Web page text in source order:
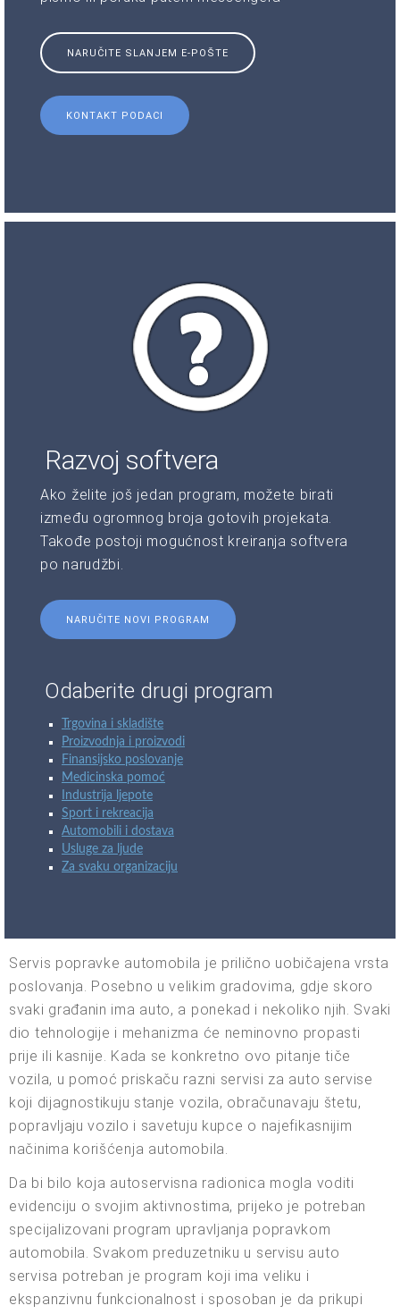
NARUČITE SLANJEM E-POŠTE
KONTAKT PODACI
Razvoj softvera
Ako želite još jedan program, možete birati
između ogromnog broja gotovih projekata.
Takođe postoji mogućnost kreiranja softvera
po narudžbi.
NARUČITE NOVI PROGRAM
Odaberite drugi program
Trgovina i skladište
Proizvodnja i proizvodi
Finansijsko poslovanje
Medicinska pomoć
Industrija ljepote
Sport i rekreacija
Automobili i dostava
Usluge za ljude
Za svaku organizaciju
Servis popravke automobila je prilično uobičajena vrsta
poslovanja. Posebno u velikim gradovima, gdje skoro
svaki građanin ima auto, a ponekad i nekoliko njih. Svaki
dio tehnologije i mehanizma će neminovno propasti
prije ili kasnije. Kada se konkretno ovo pitanje tiče
vozila, u pomoć priskaču razni servisi za auto servise
koji dijagnostikuju stanje vozila, obračunavaju štetu,
popravljaju vozilo i savetuju kupce o najefikasnijim
načinima korišćenja automobila.
Da bi bilo koja autoservisna radionica mogla voditi
evidenciju o svojim aktivnostima, prijeko je potreban
specijalizovani program upravljanja popravkom
automobila. Svakom preduzetniku u servisu auto
servisa potreban je program koji ima veliku i
ekspanzivnu funkcionalnost i sposoban je da prikupi